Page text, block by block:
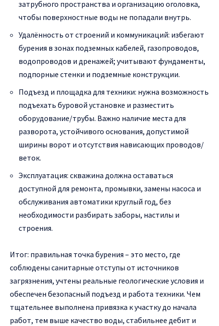
затрубного пространства и организацию оголовка,
чтобы поверхностные воды не попадали внутрь.
Удалённость от строений и коммуникаций: избегают
бурения в зонах подземных кабелей, газопроводов,
водопроводов и дренажей; учитывают фундаменты,
подпорные стенки и подземные конструкции.
Подъезд и площадка для техники: нужна возможность
подъехать буровой установке и разместить
оборудование/трубы. Важно наличие места для
разворота, устойчивого основания, допустимой
ширины ворот и отсутствия нависающих проводов/
веток.
Эксплуатация: скважина должна оставаться
доступной для ремонта, промывки, замены насоса и
обслуживания автоматики круглый год, без
необходимости разбирать заборы, настилы и
строения.
Итог: правильная точка бурения – это место, где
соблюдены санитарные отступы от источников
загрязнения, учтены реальные геологические условия и
обеспечен безопасный подъезд и работа техники. Чем
тщательнее выполнена привязка к участку до начала
работ, тем выше качество воды, стабильнее дебит и